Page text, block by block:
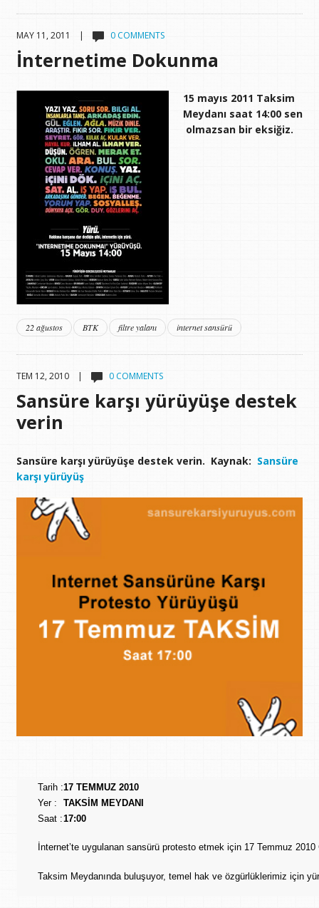
MAY 11, 2011 | 0 COMMENTS
İnternetime Dokunma
15 mayıs 2011 Taksim
Meydanı saat 14:00 sen
olmazsan bir eksiğiz.
22 ağustos BTK filtre yalanı internet sansürü
TEM 12, 2010 | 0 COMMENTS
Sansüre karşı yürüyüşe destek
verin
Sansüre karşı yürüyüşe destek verin. Kaynak: Sansüre
karşı yürüyüş
Tarih :17 TEMMUZ 2010
Yer :
TAKSİM MEYDANI
Saat :17:00
İnternet’te uygulanan sansürü protesto etmek için 17 Temmuz
Taksim Meydanında buluşuyor, temel hak ve özgürlüklerimiz için